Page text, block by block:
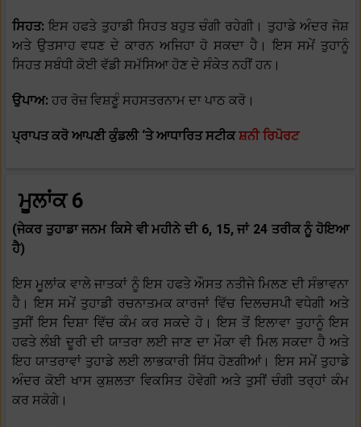
ਸਿਹਤ:ਇਸ ਹਫਤੇ ਤੁਹਾਡੀ ਸਿਹਤ ਬਹੁਤ ਚੰਗੀ ਰਹੇਗੀ। ਤੁਹਾਡੇ ਅੰਦਰ ਜੋਸ਼
ਅਤੇ ਉਤਸਾਹ ਵਧਣ ਦੇ ਕਾਰਨ ਅਜਿਹਾ ਹੋ ਸਕਦਾ ਹੈ। ਇਸ ਸਮੇਂ ਤੁਹਾਨੂੰ
ਸਿਹਤ ਸਬੰਧੀ ਕੋਈ ਵੱਡੀ ਸਮੱਸਿਆ ਹੋਣ ਦੇ ਸੰਕੇਤ ਨਹੀਂ ਹਨ।
ਉਪਾਅ: ਹਰ ਰੋਜ਼ ਵਿਸ਼ਣੂੰ ਸਹਸਤਰਨਾਮ ਦਾ ਪਾਠ ਕਰੋ।
ਪ੍ਰਾਪਤ ਕਰੋ ਆਪਣੀ ਕੁੰਡਲੀ ‘ਤੇ ਆਧਾਰਿਤ ਸਟੀਕਸ਼ਨੀ ਰਿਪੋਰਟ
ਮੂਲਾਂਕ 6
(ਜੇਕਰ ਤੁਹਾਡਾ ਜਨਮ ਕਿਸੇ ਵੀ ਮਹੀਨੇ ਦੀ 6, 15, ਜਾਂ 24 ਤਰੀਕ ਨੂੰ ਹੋਇਆ
ਹੈ)
ਇਸ ਮੂਲਾਂਕ ਵਾਲੇ ਜਾਤਕਾਂ ਨੂੰ ਇਸ ਹਫਤੇ ਔਸਤ ਨਤੀਜੇ ਮਿਲਣ ਦੀ ਸੰਭਾਵਨਾ
ਹੈ। ਇਸ ਸਮੇਂ ਤੁਹਾਡੀ ਰਚਨਾਤਮਕ ਕਾਰਜਾਂ ਵਿੱਚ ਦਿਲਚਸਪੀ ਵਧੇਗੀ ਅਤੇ
ਤੁਸੀਂ ਇਸ ਦਿਸ਼ਾ ਵਿੱਚ ਕੰਮ ਕਰ ਸਕਦੇ ਹੋ। ਇਸ ਤੋਂ ਇਲਾਵਾ ਤੁਹਾਨੂੰ ਇਸ
ਹਫਤੇ ਲੰਬੀ ਦੂਰੀ ਦੀ ਯਾਤਰਾ ਲਈ ਜਾਣ ਦਾ ਮੌਕਾ ਵੀ ਮਿਲ ਸਕਦਾ ਹੈ ਅਤੇ
ਇਹ ਯਾਤਰਾਵਾਂ ਤੁਹਾਡੇ ਲਈ ਲਾਭਕਾਰੀ ਸਿੱਧ ਹੋਣਗੀਆਂ। ਇਸ ਸਮੇਂ ਤੁਹਾਡੇ
ਅੰਦਰ ਕੋਈ ਖਾਸ ਕੁਸ਼ਲਤਾ ਵਿਕਸਿਤ ਹੋਵੇਗੀ ਅਤੇ ਤੁਸੀਂ ਚੰਗੀ ਤਰ੍ਹਾਂ ਕੰਮ
ਕਰ ਸਕੋਗੇ।